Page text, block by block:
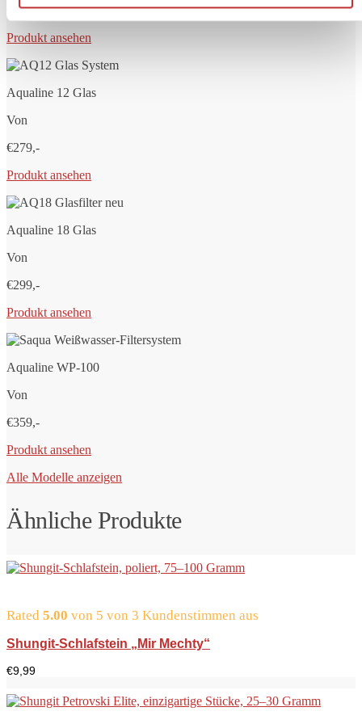
€249,-
Produkt ansehen
Aqualine 12 Glas
Von
€279,-
Produkt ansehen
Aqualine 18 Glas
Von
€299,-
Produkt ansehen
Aqualine WP-100
Von
€359,-
Produkt ansehen
Alle Modelle anzeigen
Ähnliche Produkte
Rated 5.00 von 5 von 3 Kundenstimmen aus
Shungit-Schlafstein „Mir Mechty“
€9,99